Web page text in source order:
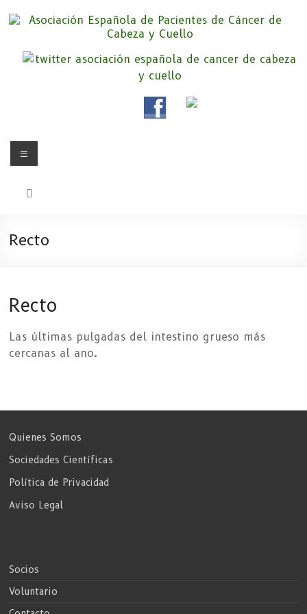
Asociación Española de
Pacientes de Cáncer de Cabeza y
Cuello
Somos la Asociación Española de Pacientes de Cáncer de Cabeza y
cuello «APC», una asociación sin animo de lucro que pretendemos
Menú
Recto
Recto
Las últimas pulgadas del intestino grueso más
cercanas al ano.
Quienes Somos
Sociedades Científicas
Política de Privacidad
Aviso Legal
Socios
Voluntario